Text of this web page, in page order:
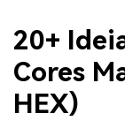
20+
Cores
HEX)